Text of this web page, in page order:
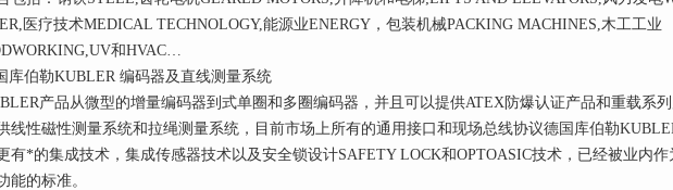
医疗技术MEDICAL TECHNOLOGY,能源业ENERGY，包装机械PACKING MACHINES,木工工业
和HVAC…
库伯勒KUBLER 编码器及直线测量系统
产品从微型的增量编码器到式单圈和多圈编码器，并且可以提供ATEX防爆认证产品和重载系列
线性磁性测量系统和拉绳测量系统，目前市场上所有的通用接口和现场总线协议德国库伯勒
有*的集成技术，集成传感器技术以及安全锁设计SAFETY LOCK和OPTOASIC技术，已经被业内
能的标准。